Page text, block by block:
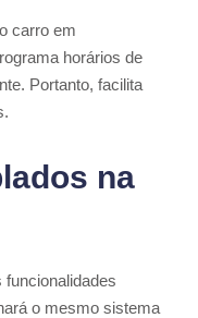
carro em
horários de
Portanto, facilita
na
o mesmo sistema